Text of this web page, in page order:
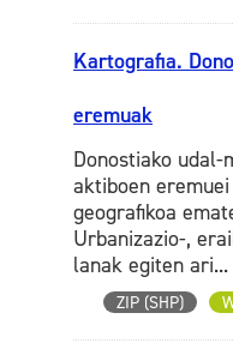
Kartografia.
eremuak
Donostiako
aktiboen
geografikoa
Urbanizazio-,
lanak egiten ari...
ZIP (SHP)